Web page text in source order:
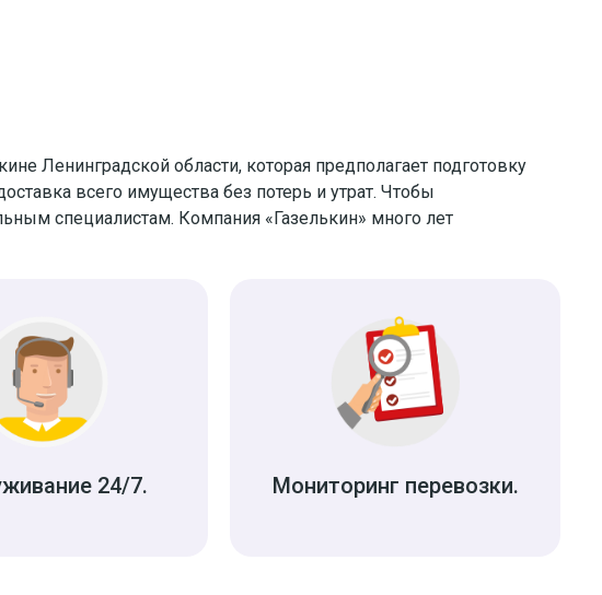
Ленинградской области, которая предполагает подготовку
всего имущества без потерь и утрат. Чтобы
специалистам. Компания «Газелькин» много лет
24/7. Мониторинг перевозки.